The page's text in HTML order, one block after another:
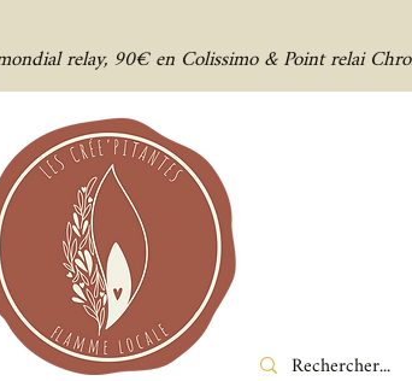
relay, 90€ en Colissimo & Point relai